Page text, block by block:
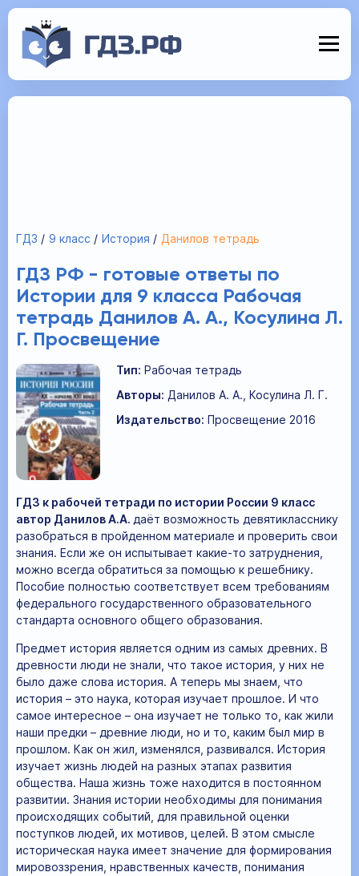
ГДЗ 9 класс История Данилов тетрадь
ГДЗ РФ - готовые ответы по
Истории для 9 класса Рабочая
тетрадь Данилов А. А., Косулина Л.
Г. Просвещение
Тип: Рабочая тетрадь
Авторы: Данилов А. А., Косулина Л. Г.
Издательство: Просвещение 2016
ГДЗ к рабочей тетради по истории России 9 класс
автор Данилов А.А. даёт возможность девятикласснику
разобраться в пройденном материале и проверить свои
знания. Если же он испытывает какие-то затруднения,
можно всегда обратиться за помощью к решебнику.
Пособие полностью соответствует всем требованиям
федерального государственного образовательного
стандарта основного общего образования.
Предмет история является одним из самых древних. В
древности люди не знали, что такое история, у них не
было даже слова история. А теперь мы знаем, что
история – это наука, которая изучает прошлое. И что
самое интересное – она изучает не только то, как жили
наши предки – древние люди, но и то, каким был мир в
прошлом. Как он жил, изменялся, развивался. История
изучает жизнь людей на разных этапах развития
общества. Наша жизнь тоже находится в постоянном
развитии. Знания истории необходимы для понимания
происходящих событий, для правильной оценки
поступков людей, их мотивов, целей. В этом смысле
историческая наука имеет значение для формирования
мировоззрения, нравственных качеств, понимания